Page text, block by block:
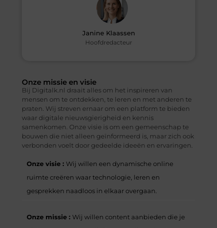
Onze missie en visie
Bij Digitalk.nl draait alles om het inspireren van
mensen om te ontdekken, te leren en met anderen te
praten. Wij streven ernaar om een platform te bieden
waar digitale nieuwsgierigheid en kennis
samenkomen. Onze visie is om een gemeenschap te
bouwen die niet alleen geïnformeerd is, maar zich ook
verbonden voelt door gedeelde ideeën en ervaringen.
Onze visie : Wij willen een dynamische online
ruimte creëren waar technologie, leren en
gesprekken naadloos in elkaar overgaan.
Onze missie : Wij willen content aanbieden die je
Janine Klaassen
Hoofdredacteur